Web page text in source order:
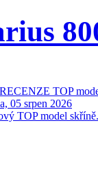
TOP
05 srpen 2026
TOP model